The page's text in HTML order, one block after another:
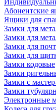
Абонентские
Ящики для
Замки для
Замки для
Замки для
Замки для
Замки кодовые
Замки
Замки с
Замки
Электронные